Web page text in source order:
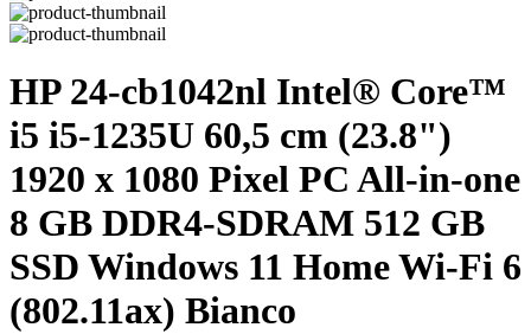
HP 24-cb1042nl Intel® Core™
i5 i5-1235U 60,5 cm (23.8")
1920 x 1080 Pixel PC All-in-one
8 GB DDR4-SDRAM 512 GB
SSD Windows 11 Home Wi-Fi 6
(802.11ax) Bianco